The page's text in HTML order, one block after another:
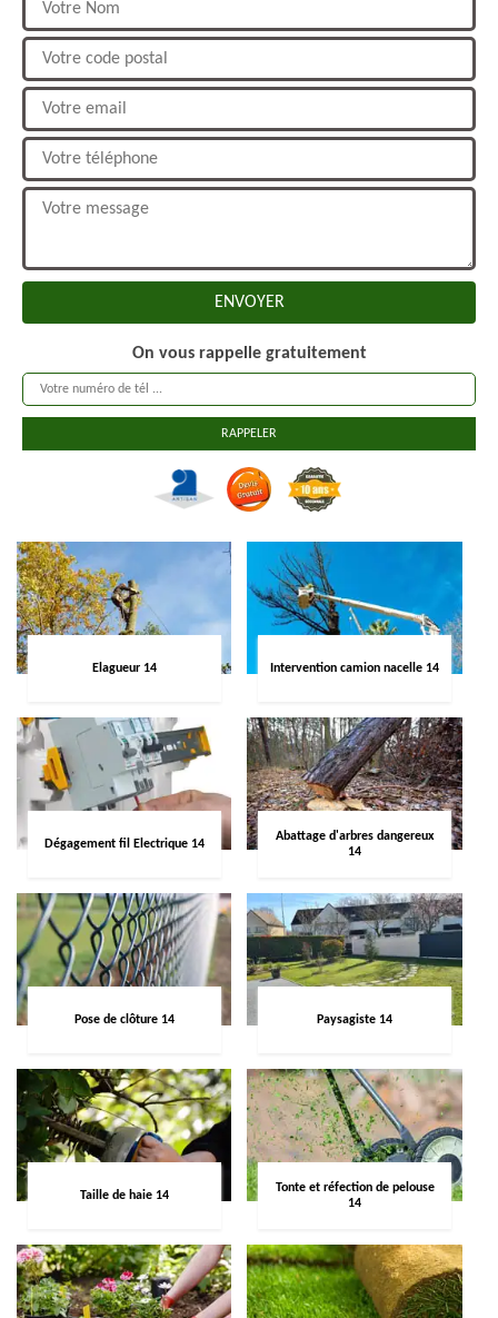
On vous rappelle gratuitement
Elagueur 14 Intervention camion nacelle 14
Dégagement fil Electrique 14
Abattage d'arbres dangereux
14
Pose de clôture 14 Paysagiste 14
Taille de haie 14
Tonte et réfection de pelouse
14